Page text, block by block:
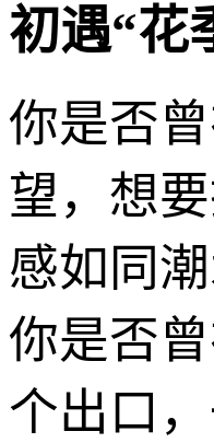
初遇“花
你是否
望，想
感如同
你是否
个出口